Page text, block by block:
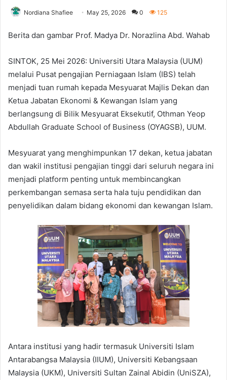
Nordiana Shafiee May 25, 2026 0 125
Berita dan gambar Prof. Madya Dr. Norazlina Abd. Wahab
SINTOK, 25 Mei 2026: Universiti Utara Malaysia (UUM)
melalui Pusat pengajian Perniagaan Islam (IBS) telah
menjadi tuan rumah kepada Mesyuarat Majlis Dekan dan
Ketua Jabatan Ekonomi & Kewangan Islam yang
berlangsung di Bilik Mesyuarat Eksekutif, Othman Yeop
Abdullah Graduate School of Business (OYAGSB), UUM.
Mesyuarat yang menghimpunkan 17 dekan, ketua jabatan
dan wakil institusi pengajian tinggi dari seluruh negara ini
menjadi platform penting untuk membincangkan
perkembangan semasa serta hala tuju pendidikan dan
penyelidikan dalam bidang ekonomi dan kewangan Islam.
Antara institusi yang hadir termasuk Universiti Islam
Antarabangsa Malaysia (IIUM), Universiti Kebangsaan
Malaysia (UKM), Universiti Sultan Zainal Abidin (UniSZA),